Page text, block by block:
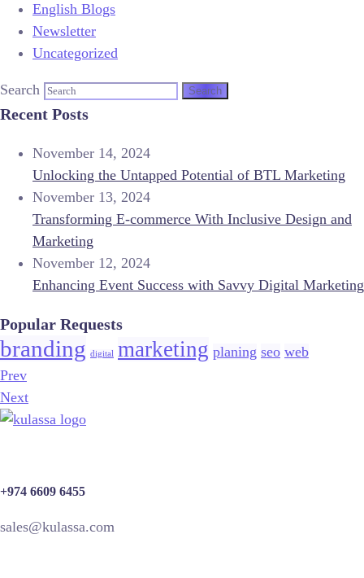
English Blogs
Newsletter
Uncategorized
Search
Recent Posts
November 14, 2024
Unlocking the Untapped Potential of BTL Marketing
November 13, 2024
Transforming E-commerce With Inclusive Design and
Marketing
November 12, 2024
Enhancing Event Success with Savvy Digital Marketing
Popular Requests
branding digital marketing planing seo web
Prev
Next
+974 6609 6455
sales@kulassa.com